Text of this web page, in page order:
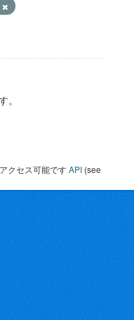
。
クセス可能ですAPI (see